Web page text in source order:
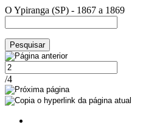
O Ypiranga (SP) - 1867 a 1869
/4